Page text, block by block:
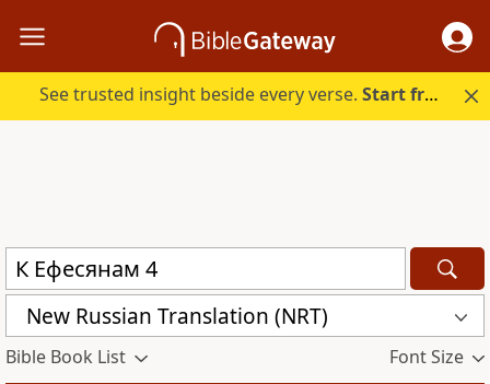
See trusted insight beside every verse.Start free.
New Russian Translation (NRT)
Bible Book List Font Size